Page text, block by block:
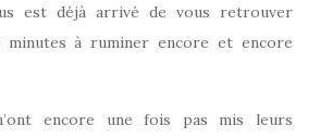
est déjà arrivé de vous retrouver
minutes à ruminer encore et encore
encore une fois pas mis leurs